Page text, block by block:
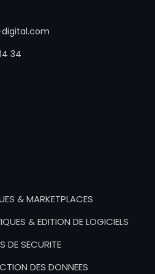
34
& MARKETPLACES
& EDITION DE LOGICIELS
DE SECURITE
DES DONNEES